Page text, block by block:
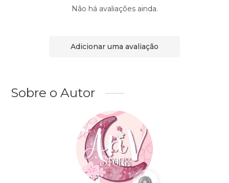
Não há avaliações ainda.
Adicionar uma avaliação
Sobre o Autor